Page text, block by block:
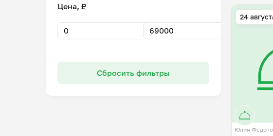
Цена, ₽
Сбросить фильтры
24
Юлия